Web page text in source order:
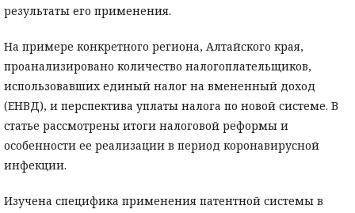
результаты его применения.
На примере конкретного региона, Алтайского края,
проанализировано количество налогоплательщиков,
использовавших единый налог на вмененный доход
(ЕНВД), и перспектива уплаты налога по новой системе. В
статье рассмотрены итоги налоговой реформы и
особенности ее реализации в период коронавирусной
инфекции.
Изучена специфика применения патентной системы в